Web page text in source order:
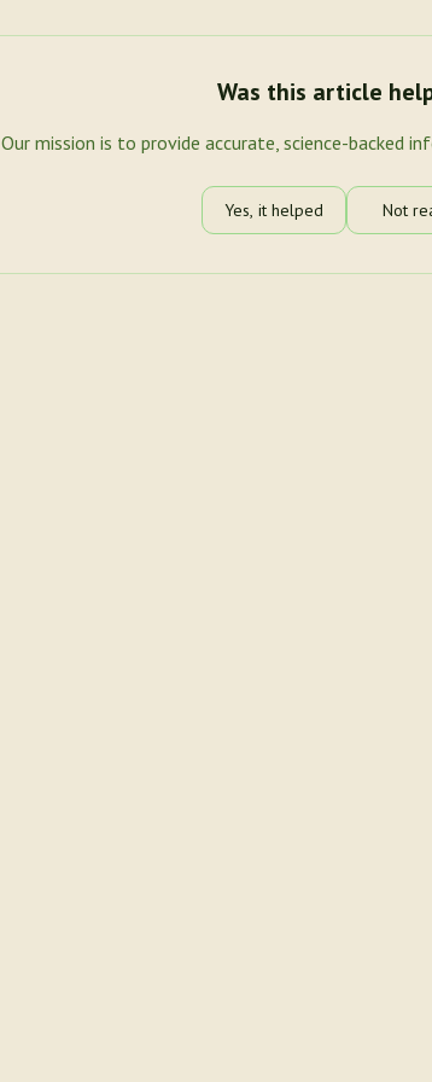
Was this article
Our mission is to provide accurate, science-backed
Yes, it helped Not